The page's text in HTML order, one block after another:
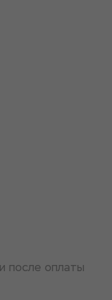
после оплаты